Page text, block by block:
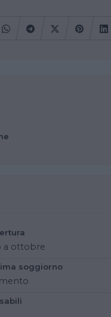
a ottobre
soggiorno